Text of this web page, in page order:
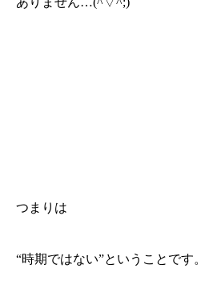
つまりは
“時期ではない”ということです。